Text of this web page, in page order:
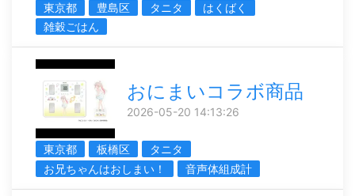
東京都 豊島区 タニタ
はくばく
雑穀ごはん
おにまいコラボ商品
2026-05-20 14:13:26
東京都 板橋区
タニタ
お兄ちゃんはおしまい！
音声体組成計